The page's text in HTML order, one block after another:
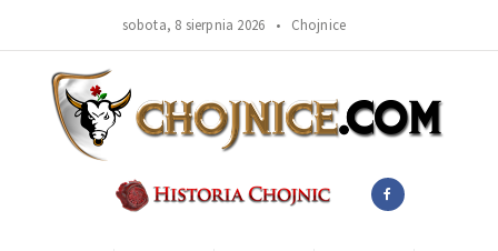
sobota, 8 sierpnia 2026 • Chojnice